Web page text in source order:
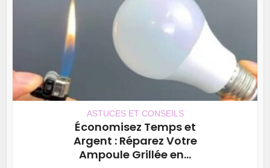
ASTUCES ET CONSEILS
Économisez Temps et
Argent : Réparez Votre
Ampoule Grillée en...